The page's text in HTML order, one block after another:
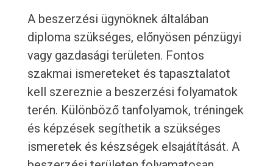
A beszerzési ügynöknek általában
diploma szükséges, előnyösen pénzügyi
vagy gazdasági területen. Fontos
szakmai ismereteket és tapasztalatot
kell szereznie a beszerzési folyamatok
terén. Különböző tanfolyamok, tréningek
és képzések segíthetik a szükséges
ismeretek és készségek elsajátítását. A